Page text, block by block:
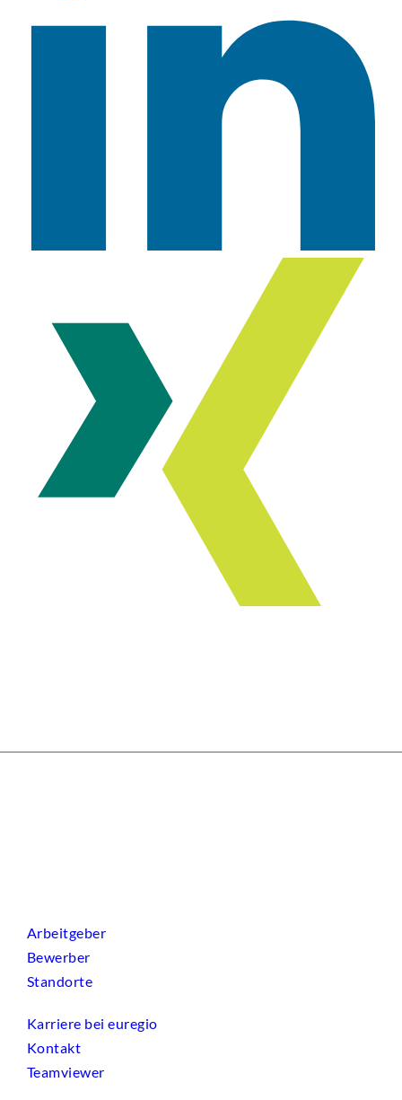
Arbeitgeber
Bewerber
Standorte
Karriere bei euregio
Kontakt
Teamviewer